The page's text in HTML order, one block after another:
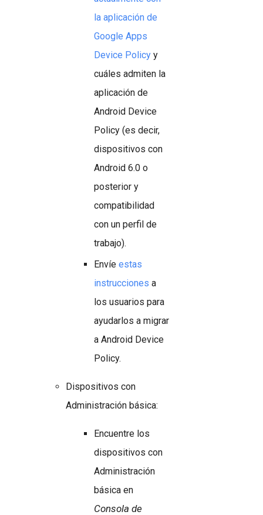
la aplicación de
Google Apps
Device Policy y
cuáles admiten la
aplicación de
Android Device
Policy (es decir,
dispositivos con
Android 6.0 o
posterior y
compatibilidad
con un perfil de
trabajo).
Envíe estas
instrucciones a
los usuarios para
ayudarlos a migrar
a Android Device
Policy.
Dispositivos con
Administración básica:
Encuentre los
dispositivos con
Administración
básica en
Consola de